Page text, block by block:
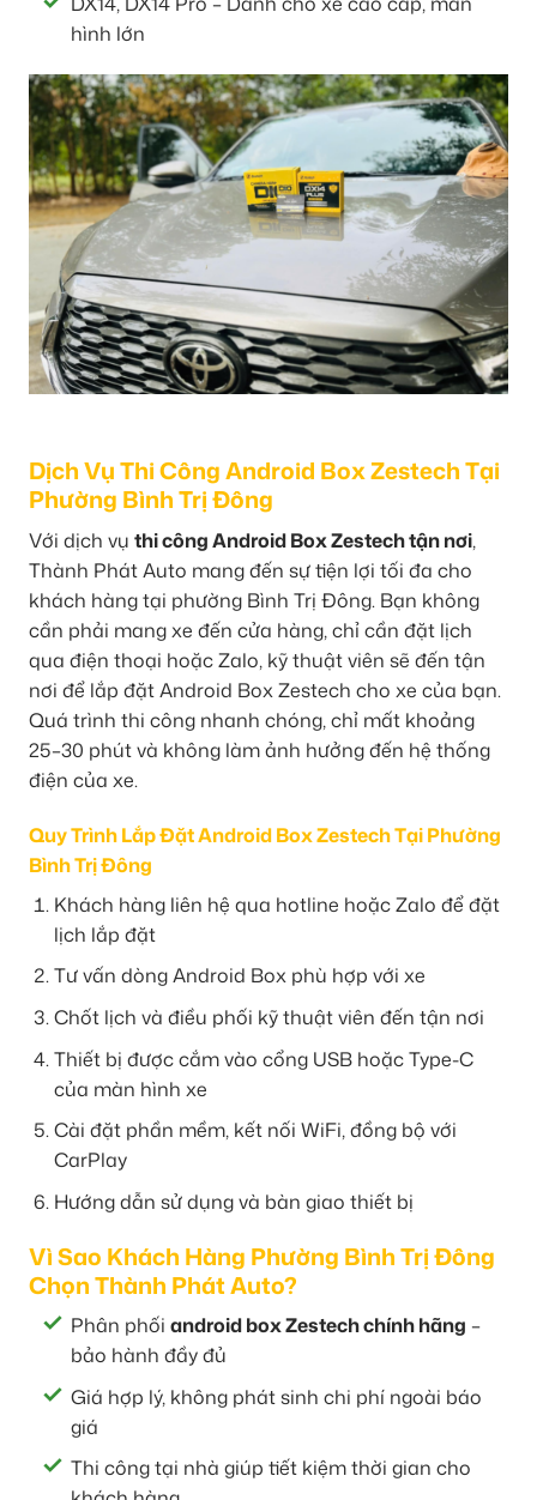
hình lớn
Dịch Vụ Thi Công Android Box Zestech Tại
Phường Bình Trị Đông
Với dịch vụ thi công Android Box Zestech tận nơi,
Thành Phát Auto mang đến sự tiện lợi tối đa cho
khách hàng tại phường Bình Trị Đông. Bạn không
cần phải mang xe đến cửa hàng, chỉ cần đặt lịch
qua điện thoại hoặc Zalo, kỹ thuật viên sẽ đến tận
nơi để lắp đặt Android Box Zestech cho xe của bạn.
Quá trình thi công nhanh chóng, chỉ mất khoảng
25–30 phút và không làm ảnh hưởng đến hệ thống
điện của xe.
Quy Trình Lắp Đặt Android Box Zestech Tại Phường
Bình Trị Đông
Khách hàng liên hệ qua hotline hoặc Zalo để đặt
lịch lắp đặt
Tư vấn dòng Android Box phù hợp với xe
Chốt lịch và điều phối kỹ thuật viên đến tận nơi
Thiết bị được cắm vào cổng USB hoặc Type-C
của màn hình xe
Cài đặt phần mềm, kết nối WiFi, đồng bộ với
CarPlay
Hướng dẫn sử dụng và bàn giao thiết bị
Vì Sao Khách Hàng Phường Bình Trị Đông
Chọn Thành Phát Auto?
Phân phối android box Zestech chính hãng –
bảo hành đầy đủ
Giá hợp lý, không phát sinh chi phí ngoài báo
giá
Thi công tại nhà giúp tiết kiệm thời gian cho